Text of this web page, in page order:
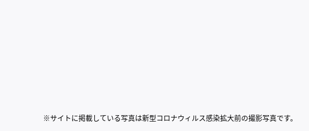
※サイトに掲載している写真は新型コロナウィルス感染拡大前の撮影写真です。